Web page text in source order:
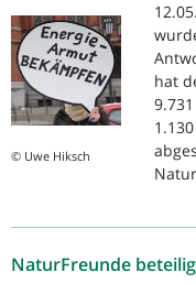
© Uwe Hiksch
hat
NaturFreunde